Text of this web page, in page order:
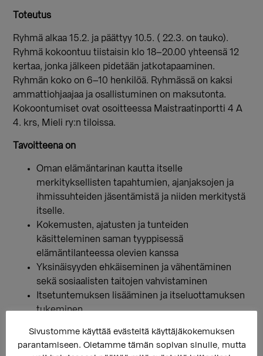
Toteutus
Ryhmä alkaa 15.2. ja päättyy 10.5. ( 22.3. on tauko).
Ryhmä kokoontuu tiistaisin klo 18–20.00 yhteensä 12
kertaa, jonka jälkeen pidetään jatkotapaaminen.
Ryhmän koko on 6–10 henkilöä. Ryhmässä on kaksi
ammattiohjaajaa ja osallistuminen on maksutonta.
Kokoontumiset ovat osoitteessa Maistraatinportti 4 A
4. krs, Mieli ry:n tiloissa.
Tavoitteena on
Oman elämäntarinan kautta itselle
merkityksellisten tapahtumien, ajanjaksojen ja
ihmissuhteiden jäsentämistä ja niiden merkitystä
itselle.
Kokemusten, ajatusten ja tunteiden
käsitteleminen saman tyyppisessä
elämäntilanteessa olevien kanssa
Yksinäisyyden ehkäiseminen ja vähentäminen
sekä sosiaalisten taitojen vahvistaminen
Itsetuntemuksen lisääminen ja itseluottamuksen
tukeminen
vahvistuminen
Sivustomme käyttää evästeitä käyttäjäkokemuksen
parantamiseen. Oletamme tämän sopivan sinulle, mutta